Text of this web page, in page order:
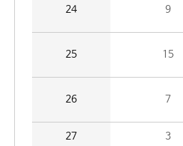
24 9
25 15
26 7
27 3